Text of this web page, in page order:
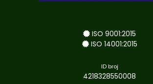
ISO 9001:2015
ISO 14001:2015
ID broj
4218328550008